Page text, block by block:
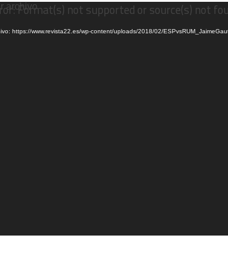
Format(s) not supported or source(s) not
https://www.revista22.es/wp-content/uploads/2018/02/